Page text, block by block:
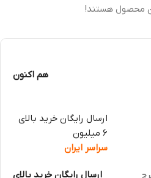
محصول هستند!
هم اکنون
ارسال رایگان خرید بالای
6 میلیون
سراسر ایران
ارسال رایگان خرید بالای